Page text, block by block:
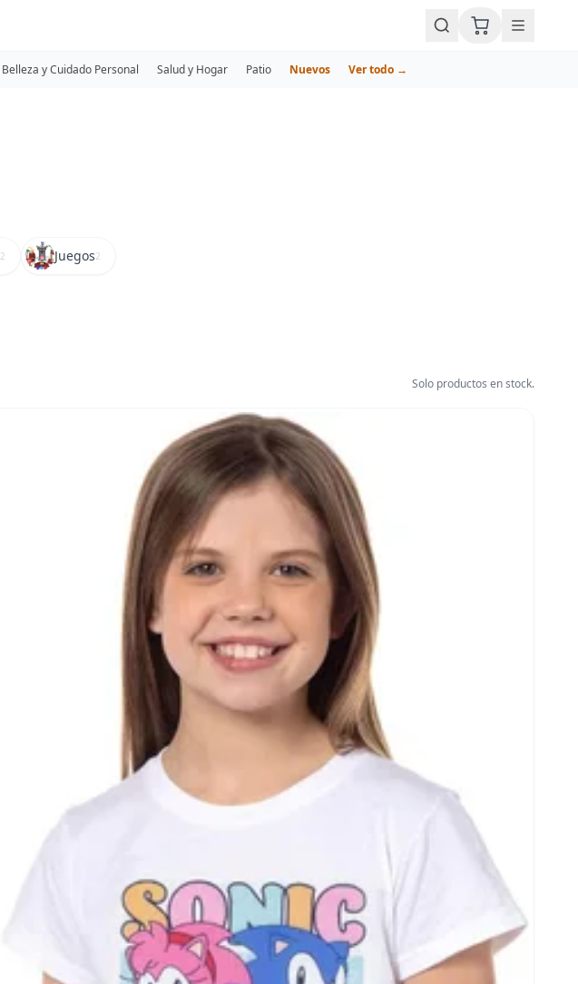
Belleza y Cuidado Personal Salud y Hogar Patio Nuevos Ver todo →
2 Juegos2
Solo productos en stock.